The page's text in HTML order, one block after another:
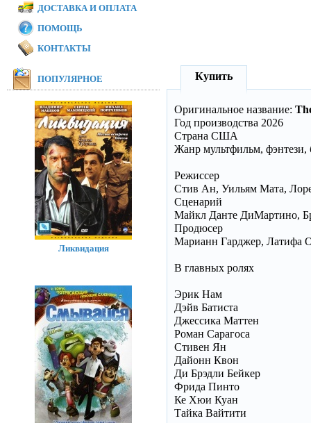
Купить
Оригинальное название:
Год производства 2026
Страна США
Жанр мультфильм,
Режиссер
Стив Ан, Уильям Мата,
Сценарий
Майкл Данте ДиМартино,
Продюсер
Марианн Гарджер, Латифа
В главных ролях
Эрик Нам
Дэйв Батиста
Джессика Маттен
Роман Сарагоса
Стивен Ян
Дайонн Квон
Ди Брэдли Бейкер
Фрида Пинто
Ке Хюи Куан
Тайка Вайтити
ДОСТАВКА И ОПЛАТА
ПОМОЩЬ
КОНТАКТЫ
ПОПУЛЯРНОЕ
Ликвидация